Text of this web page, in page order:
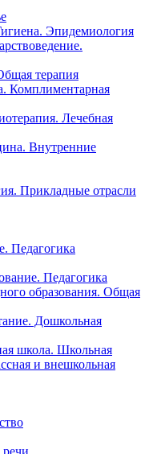
Эпидемиология
терапия
Комплиментарная
Лечебная
Внутренние
Прикладные отрасли
Педагогика
Педагогика
образования. Общая
Дошкольная
школа. Школьная
и внешкольная
речи